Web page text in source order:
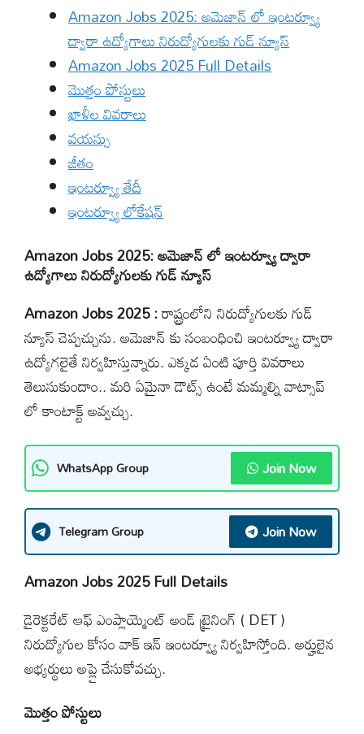
Amazon Jobs 2025: అమెజాన్ లో ఇంటర్వ్యూ
ద్వారా ఉద్యోగాలు నిరుద్యోగులకు గుడ్ న్యూస్
Amazon Jobs 2025 Full Details
మొత్తం పోస్టులు
ఖాళీల వివరాలు
వయస్సు
జీతం
ఇంటర్వ్యూ తేదీ
ఇంటర్వ్యూ లోకేషన్
Amazon Jobs 2025: అమెజాన్ లో ఇంటర్వ్యూ ద్వారా
ఉద్యోగాలు నిరుద్యోగులకు గుడ్ న్యూస్
Amazon Jobs 2025 :రాష్ట్రంలోని నిరుద్యోగులకు గుడ్
న్యూస్ చెప్పచ్చును. అమెజాన్ కు సంబంధించి ఇంటర్వ్యూ ద్వారా
ఉద్యోగలైతే నిర్వహిస్తున్నారు. ఎక్కడ ఏంటి పూర్తి వివరాలు
తెలుసుకుందాం.. మరి ఏమైనా డౌట్స్ ఉంటే మమ్మల్ని వాట్సాప్
లో కాంటాక్ట్ అవ్వచ్చు.
WhatsApp Group Join Now
Telegram Group Join Now
Amazon Jobs 2025 Full Details
డైరెక్టరేట్ ఆఫ్ ఎంప్లాయ్మెంట్ అండ్ ట్రైనింగ్ ( DET )
నిరుద్యోగుల కోసం వాక్ ఇన్ ఇంటర్వ్యూ నిర్వహిస్తోంది. అర్హులైన
అభ్యర్థులు అప్లై చేసుకోవచ్చు.
మొత్తం పోస్టులు